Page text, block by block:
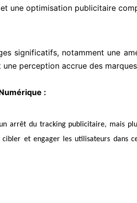
une optimisation publicitaire
significatifs, notamment une
perception accrue des
:
arrêt du tracking publicitaire, mais
cibler et engager les utilisateurs